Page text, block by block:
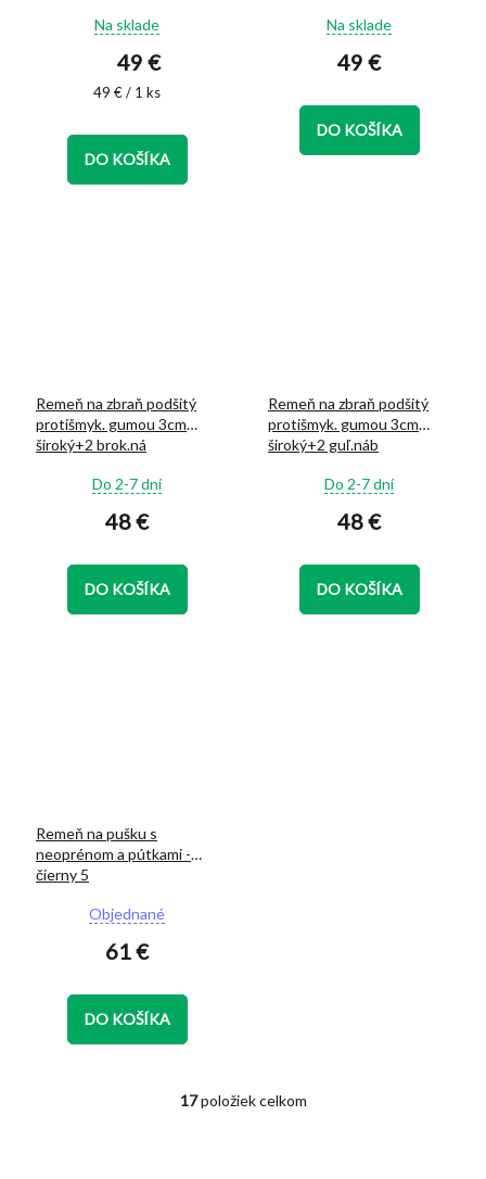
Priemerné
hodnotenie
produktu
5,0
hviezdičiek.
Na sklade
49 €
Jednotková
49 € / 1 ks
DO KOŠÍKA
Priemerné
hodnotenie
produktu
z
5
Na sklade
49 €
DO KOŠÍKA
Remeň na zbraň podšitý
protišmyk. gumou 3cm
široký+2 brok.ná
Priemerné
hodnotenie
produktu
z
5
Do 2-7 dní
48 €
DO KOŠÍKA
Remeň na zbraň podšitý
protišmyk. gumou 3cm
široký+2 guľ.náb
Priemerné
hodnotenie
produktu
z
5
Do 2-7 dní
48 €
DO KOŠÍKA
Remeň na pušku s
neoprénom a pútkami -
čierny 5
Priemerné
hodnotenie
produktu
4,9
z
Objednané
61 €
DO KOŠÍKA
O
17položiek celkom